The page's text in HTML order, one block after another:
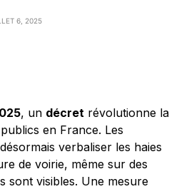
6, 2025
, un décret révolutionne la
en France. Les
verbaliser les haies
de voirie, même sur des
sont visibles. Une mesure